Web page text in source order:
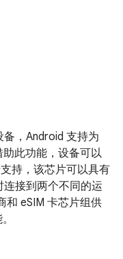
备，Android 支持为
助此功能，设备可以
持，该芯片可以具有
连接到两个不同的运
和 eSIM 卡芯片组供